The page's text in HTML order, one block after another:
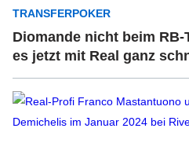
TRANSFERPOKER
Diomande nicht beim RB-
es jetzt mit Real ganz